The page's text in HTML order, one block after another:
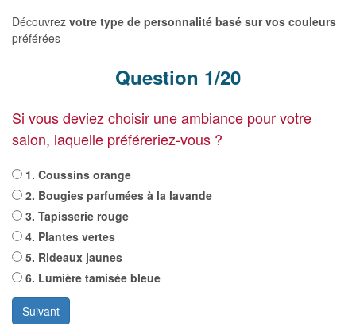
Découvrez votre type de personnalité basé sur vos couleurs
préférées
Question 1/20
Si vous deviez choisir une ambiance pour votre
salon, laquelle préféreriez-vous ?
1. Coussins orange
2. Bougies parfumées à la lavande
3. Tapisserie rouge
4. Plantes vertes
5. Rideaux jaunes
6. Lumière tamisée bleue
Suivant